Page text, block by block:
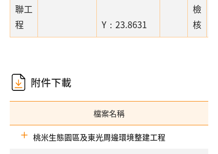
聯工
程
Y：23.8631
檢
核
附件下載
檔案名稱
桃米生態園區及東光周邊環境整建工程